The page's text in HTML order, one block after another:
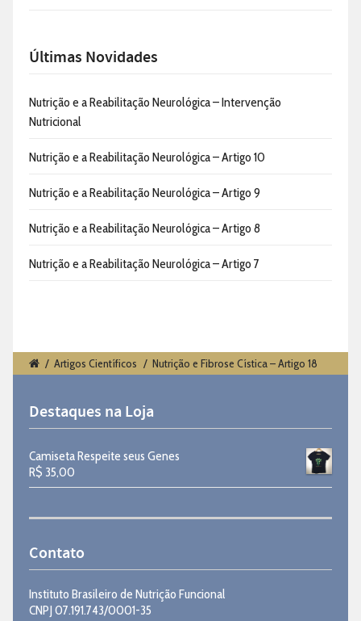
Últimas Novidades
Nutrição e a Reabilitação Neurológica – Intervenção
Nutricional
Nutrição e a Reabilitação Neurológica – Artigo 10
Nutrição e a Reabilitação Neurológica – Artigo 9
Nutrição e a Reabilitação Neurológica – Artigo 8
Nutrição e a Reabilitação Neurológica – Artigo 7
/ Artigos Científicos / Nutrição e Fibrose Cística – Artigo 18
Destaques na Loja
Camiseta Respeite seus Genes
R$ 35,00
Contato
Instituto Brasileiro de Nutrição Funcional
CNPJ 07.191.743/0001-35